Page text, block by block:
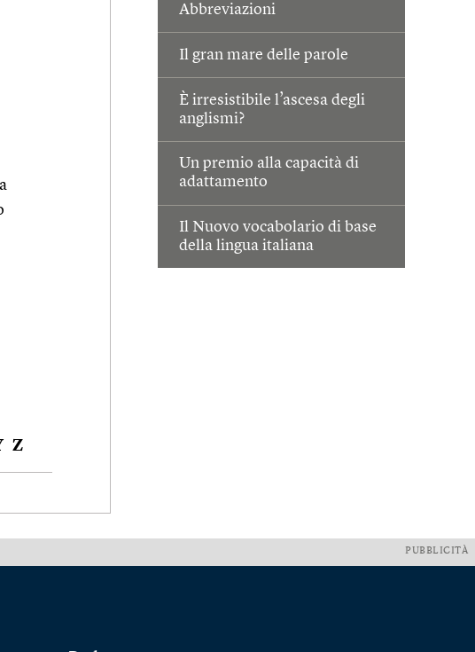
Abbreviazioni
Il gran mare delle parole
È irresistibile l’ascesa degli
anglismi?
Un premio alla capacità di
adattamento
Il Nuovo vocabolario di base
della lingua italiana
Z
PUBBLICITÀ